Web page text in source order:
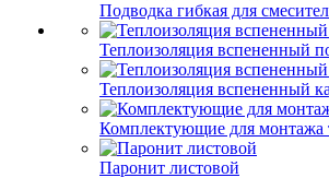
Подводка гибкая для
Теплоизоляция вспененный
Теплоизоляция вспененный
Комплектующие для монтажа
Паронит листовой